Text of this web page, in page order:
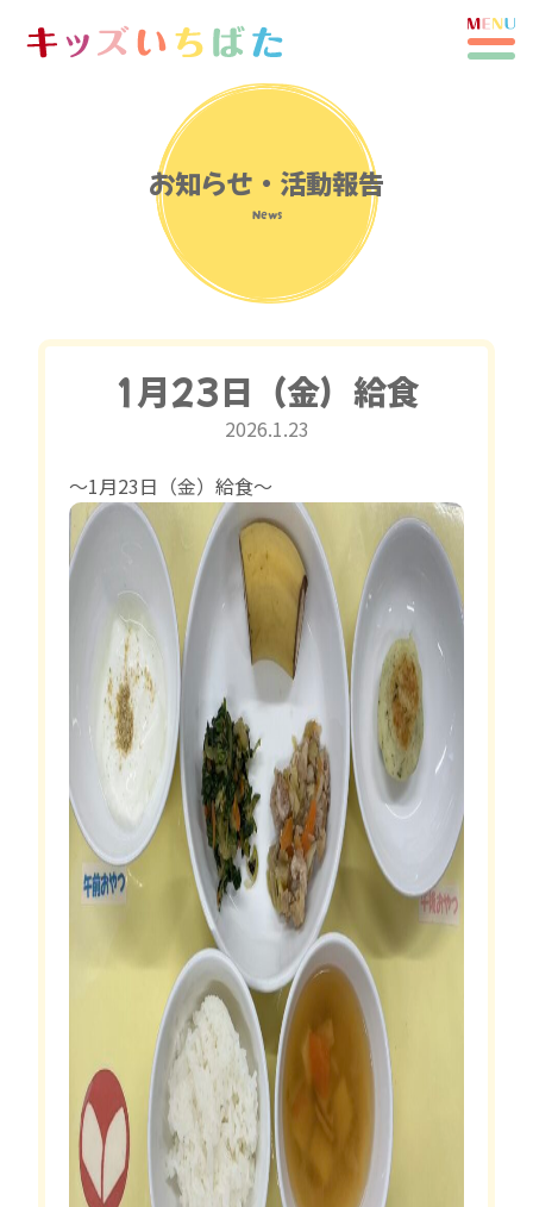
お知らせ・活動報告
News
1月23日（金）給食
2026.1.23
〜1月23日（金）給食〜